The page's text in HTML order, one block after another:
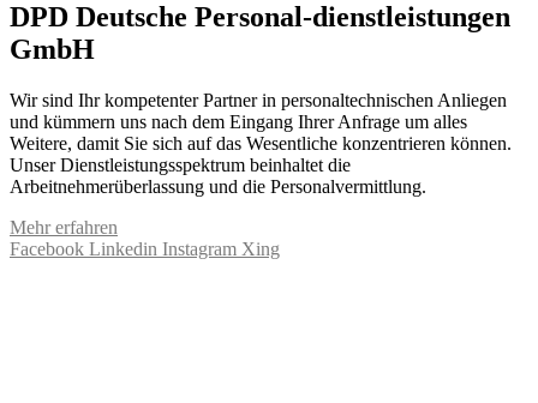
DPD Deutsche Personal-dienstleistungen
GmbH
Wir sind Ihr kompetenter Partner in personaltechnischen Anliegen
und kümmern uns nach dem Eingang Ihrer Anfrage um alles
Weitere, damit Sie sich auf das Wesentliche konzentrieren können.
Unser Dienstleistungsspektrum beinhaltet die
Arbeitnehmerüberlassung und die Personalvermittlung.
Mehr erfahren
Facebook Linkedin Instagram Xing